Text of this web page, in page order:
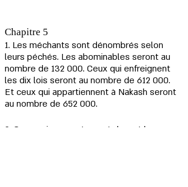
Chapitre 5
1. Les méchants sont dénombrés selon
leurs péchés. Les abominables seront au
nombre de 132 000. Ceux qui enfreignent
les dix lois seront au nombre de 612 000.
Et ceux qui appartiennent à Nakash seront
au nombre de 652 000.
2. Ceux qui se prosternent devant les